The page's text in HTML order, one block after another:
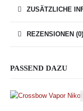
ZUSÄTZLICHE
REZENSIONEN (0)
PASSEND DAZU